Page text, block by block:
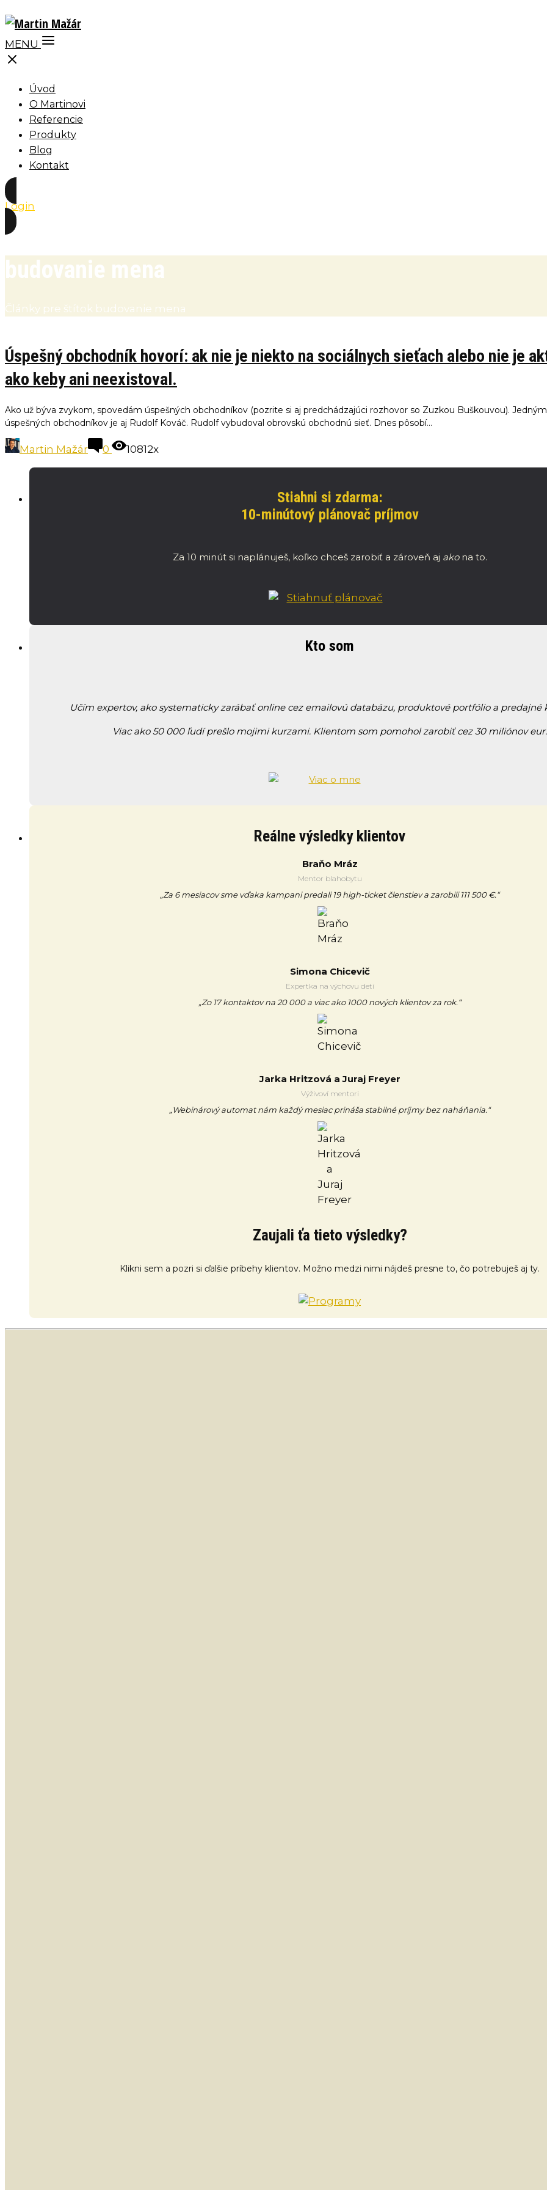
MENU
Úvod
O Martinovi
Referencie
Produkty
Blog
Kontakt
Login
budovanie mena
Články pre štítok budovanie mena
Úspešný obchodník hovorí: ak nie je niekto na sociálnych sieťach alebo nie je
ako keby ani neexistoval.
Ako už býva zvykom, spovedám úspešných obchodníkov (pozrite si aj predchádzajúci rozhovor so Zuzkou Buškouvou).
úspešných obchodníkov je aj Rudolf Kováč. Rudolf vybudoval obrovskú obchodnú sieť. Dnes pôsobí...
Martin Mažár 0 10812x
Stiahni si zdarma:
10-minútový plánovač príjmov
Za 10 minút si naplánuješ, koľko chceš zarobiť a zároveň aj ako na to.
Kto som
Učím expertov, ako systematicky zarábať online cez emailovú databázu, produktové portfólio a predajné
Viac ako 50 000 ľudí prešlo mojimi kurzami. Klientom som pomohol zarobiť cez 30 miliónov eur.
Reálne výsledky klientov
Braňo Mráz
Mentor blahobytu
„Za 6 mesiacov sme vďaka kampani predali 19 high-ticket členstiev a zarobili 111 500 €.“
Simona Chicevič
Expertka na výchovu detí
„Zo 17 kontaktov na 20 000 a viac ako 1000 nových klientov za rok.“
Jarka Hritzová a Juraj Freyer
Výživoví mentori
„Webinárový automat nám každý mesiac prináša stabilné príjmy bez naháňania.“
Zaujali ťa tieto výsledky?
Klikni sem a pozri si ďalšie príbehy klientov. Možno medzi nimi nájdeš presne to, čo potrebuješ aj ty.